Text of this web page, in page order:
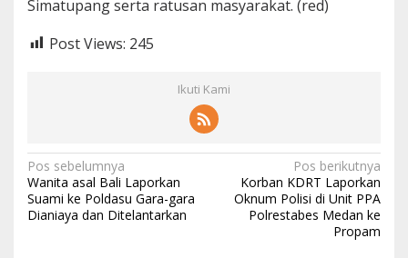
Simatupang serta ratusan masyarakat. (red)
Post Views: 245
Ikuti Kami
N
a
v
Pos sebelumnya
Wanita asal Bali Laporkan
Suami ke Poldasu Gara-gara
Dianiaya dan Ditelantarkan
Pos berikutnya
Korban KDRT Laporkan
Oknum Polisi di Unit PPA
Polrestabes Medan ke
Propam